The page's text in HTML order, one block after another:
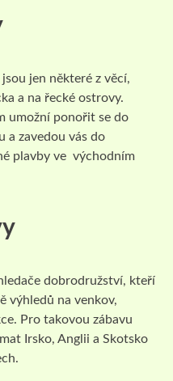
jen některé z věcí,
a na řecké ostrovy.
umožní ponořit se do
a zavedou vás do
plavby ve východním
dobrodružství, kteří
výhledů na venkov,
Pro takovou zábavu
Irsko, Anglii a Skotsko